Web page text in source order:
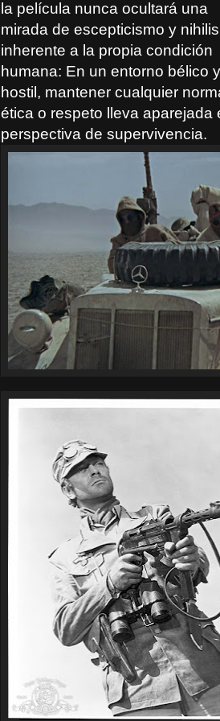
la película nunca ocultará una
mirada de escepticismo y
inherente a la propia condición
humana: En un entorno bélico y
hostil, mantener cualquier
ética o respeto lleva
perspectiva de supervivencia.